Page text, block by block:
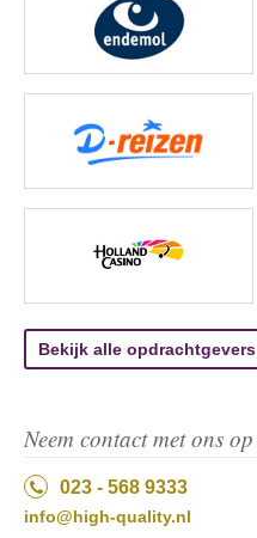
Bekijk alle opdrachtgevers
Neem contact met ons op
023 - 568 9333
info@high-quality.nl